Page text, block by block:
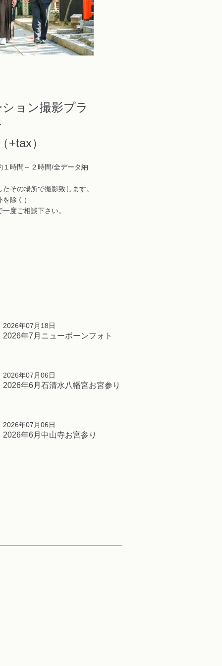
ョン撮影プラ
+tax）
時間～２時間/全データ納
その場所で撮影致します。
除く）
度ご相談下さい。
2026年07月18日
2026年7月ニューボーンフォト
2026年07月06日
2026年6月石清水八幡宮お宮参り
2026年07月06日
2026年6月中山寺お宮参り